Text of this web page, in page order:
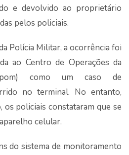
e devolvido ao proprietário
pelos policiais.
Polícia Militar, a ocorrência foi
ao Centro de Operações da
como um caso de
no terminal. No entanto,
policiais constataram que se
celular.
do sistema de monitoramento